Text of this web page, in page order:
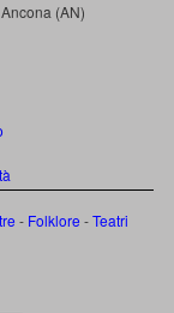
(AN)
- Folklore -Teatri